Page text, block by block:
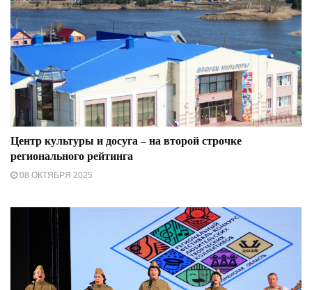
Центр культуры и досуга – на второй строчке
регионального рейтинга
08 ОКТЯБРЯ 2025